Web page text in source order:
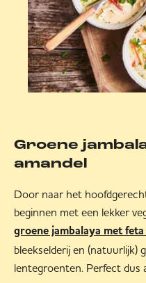
Groene
amandel
Door naar het
beginnen met een lekker
groene jambalaya met feta
bleekselderij en (natuurlijk)
lentegroenten. Perfect dus